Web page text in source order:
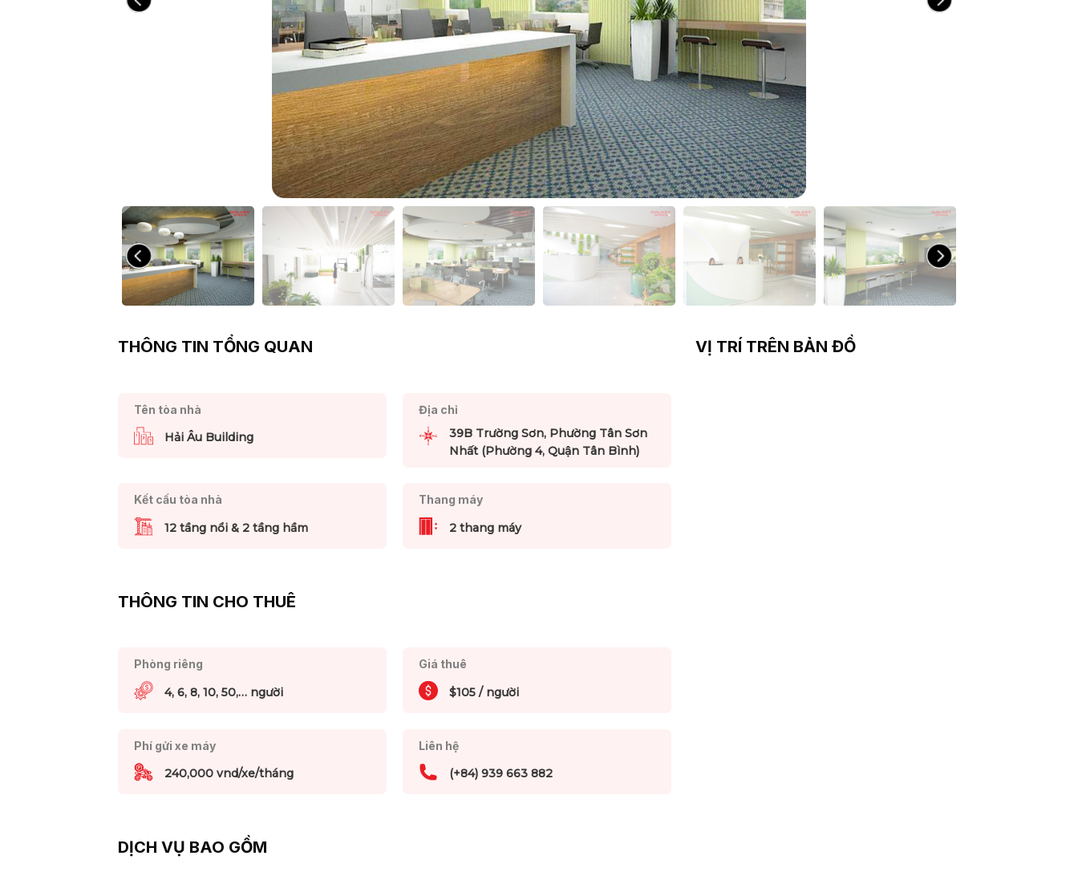
THÔNG TIN TỔNG QUAN
Tên tòa nhà
Hải Âu Building
Địa chỉ
39B Trường Sơn, Phường Tân Sơn
Nhất (Phường 4, Quận Tân Bình)
Kết cấu tòa nhà
12 tầng nổi & 2 tầng hầm
Thang máy
2 thang máy
THÔNG TIN CHO THUÊ
Phòng riêng
4, 6, 8, 10, 50,… người
Giá thuê
$105 / người
Phí gửi xe máy
240,000 vnd/xe/tháng
Liên hệ
(+84) 939 663 882
DỊCH VỤ BAO GỒM
VỊ TRÍ TRÊN BẢN ĐỒ